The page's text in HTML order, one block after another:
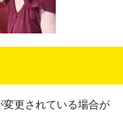
更されている場合が